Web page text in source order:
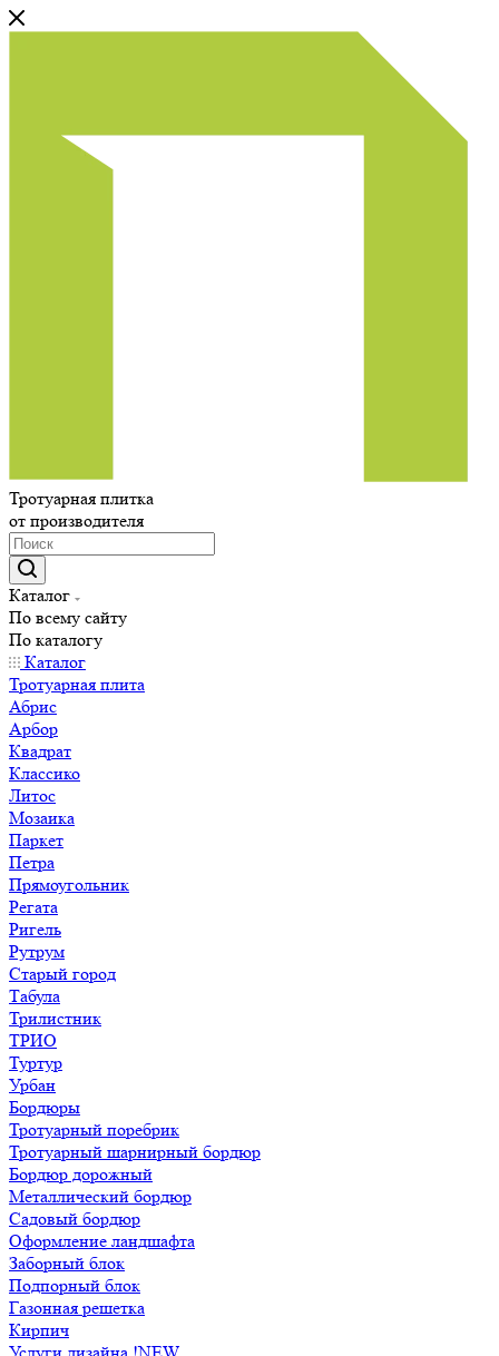
Тротуарная плитка
от производителя
Каталог
По всему сайту
По каталогу
Каталог
Тротуарная плита
Абрис
Арбор
Квадрат
Классико
Литос
Мозаика
Паркет
Петра
Прямоугольник
Регата
Ригель
Рутрум
Старый город
Табула
Трилистник
ТРИО
Туртур
Урбан
Бордюры
Тротуарный поребрик
Тротуарный шарнирный бордюр
Бордюр дорожный
Металлический бордюр
Садовый бордюр
Оформление ландшафта
Заборный блок
Подпорный блок
Газонная решетка
Кирпич